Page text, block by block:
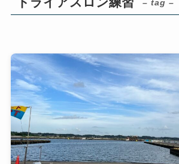
– tag –